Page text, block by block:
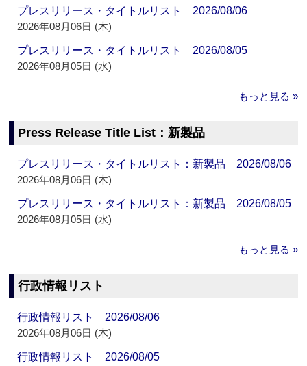
プレスリリース・タイトルリスト 2026/08/06
2026年08月06日 (木)
プレスリリース・タイトルリスト 2026/08/05
2026年08月05日 (水)
もっと見る »
Press Release Title List：新製品
プレスリリース・タイトルリスト：新製品 2026/08/06
2026年08月06日 (木)
プレスリリース・タイトルリスト：新製品 2026/08/05
2026年08月05日 (水)
もっと見る »
行政情報リスト
行政情報リスト 2026/08/06
2026年08月06日 (木)
行政情報リスト 2026/08/05